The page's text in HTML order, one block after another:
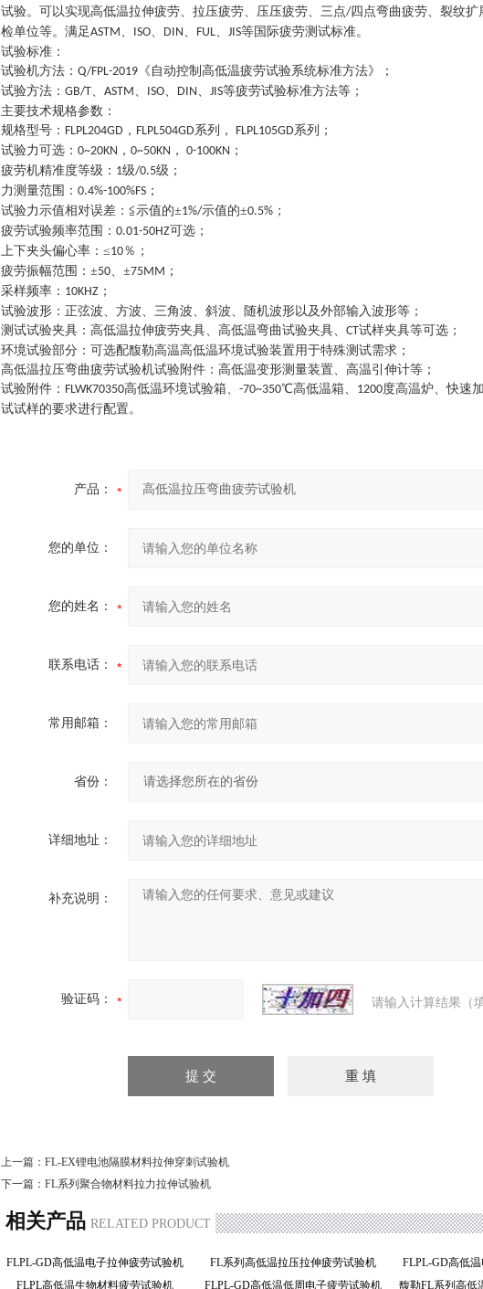
试验。可以实现高低温拉伸疲劳、拉压疲劳、压压疲劳、三点/四点弯曲疲劳、裂纹
检单位等。满足ASTM、 ISO、 DIN、 FUL、 JIS等国际疲劳测试标准。
试验标准：
试验机方法 ： Q/FPL-2019 《自动控制高低温疲劳试验系统标准方法》
；
试验方法 ： GB/T、 ASTM、 ISO、 DIN、 JIS等疲劳试验标准方法等 ；
主要技术规格参数 ：
规格型号 ： FLPL204GD ， FLPL504GD系列 ， FLPL105GD系列 ；
试验力可选 ： 0~20KN ， 0~50KN ， 0-100KN ；
疲劳机精准度等级 ： 1级/0.5级 ；
力测量范围 ： 0.4%-100%FS ；
试验力示值相对误差 ： ≦示值的±1%/示值的±0.5% ；
疲劳试验频率范围 ： 0.01-50HZ可选 ；
上下夹头偏心率 ： ≤10％ ；
疲劳振幅范围 ： ±50、±75MM ；
采样频率 ： 10KHZ ；
试验波形 ： 正弦波、方波、三角波、斜波、随机波形以及外部输入波形等 ；
测试试验夹具 ： 高低温拉伸疲劳夹具、高低温弯曲试验夹具、 CT试样夹具等可选 ；
环境试验部分 ： 可选配馥勒高温高低温环境试验装置用于特殊测试需求 ；
高低温拉压弯曲疲劳试验机试验附件 ： 高低温变形测量装置、高温引伸计等 ；
试验附件 ： FLWK70350高低温环境试验箱、 -70~350℃高低温箱、 1200度高温炉、快速
试试样的要求进行配置。
产品：
您的单位：
您的姓名：
联系电话：
常用邮箱：
省份：
详细地址：
补充说明：
验证码： 请输入计算结果（
上一篇： FL-EX锂电池隔膜材料拉伸穿刺试验机
下一篇： FL系列聚合物材料拉力拉伸试验机
相关产品 RELATED PRODUCT
FLPL-GD高低温电子拉伸疲劳试验机 FL系列高低温拉压拉伸疲劳试验机 FLPL-GD高低
FLPL高低温生物材料疲劳试验机
FLPL-GD高低温低周电子疲劳试验机